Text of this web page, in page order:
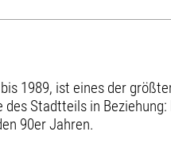
1989, ist eines der
Stadtteils in
90er Jahren.